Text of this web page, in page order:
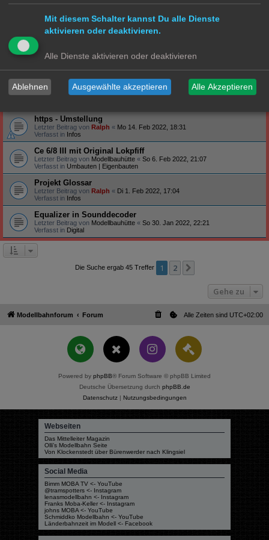
Verfasst inSteuerung
Profilbanner
Letzter Beitrag vonRalph«So 27. Feb 2022, 09:12
Verfasst in
Arduino - habt ihr schon Erfahrung gemacht?
Verfasst inTechnik
S-Bahn Triebwagen ET171/EM171 - BR471/871
Letzter Beitrag vonHammonia«Sa 19. Feb 2022, 23:39
https - Umstellung
Letzter Beitrag von Ralph « Mo 14. Feb 2022, 18:31
Verfasst in Infos
Ce 6/8 III mit Original Lokpfiff
Letzter Beitrag von Modellbauhütte « So 6. Feb 2022, 21:07
Verfasst in Umbauten | Eigenbauten
Projekt Glossar
Letzter Beitrag von Ralph « Di 1. Feb 2022, 17:04
Verfasst in Infos
Equalizer in Sounddecoder
Letzter Beitrag von Modellbauhütte « So 30. Jan 2022, 22:21
Verfasst in Digital
Die Suche ergab 45 Treffer 1 2
Gehe zu
Modellbahnforum Forum Alle Zeiten sind UTC+02:00
Powered by phpBB® Forum Software © phpBB Limited
Deutsche Übersetzung durch phpBB.de
Datenschutz| Nutzungsbedingungen
Webseiten
Das Mittelleiter Magazin
Olli's Modellbahn Seite
Von Klockenstedt über Bürenwerder nach Klingsiel
Social Media
Bimm MOBA TV <- YouTube
@tramspotters <- Instagram
lenasmodellbahn <- Instagram
Franks Moba-Keller <- Instagram
johns MOBA <- YouTube
Schmiddko Modellbahn <- YouTube
Länderbahnzeit im Modell <- Facebook
Mit diesem Schalter kannst Du alle Dienste
aktivieren oder deaktivieren.
Alle Dienste aktivieren oder deaktivieren
Ablehnen Ausgewählte akzeptieren Alle Akzeptieren